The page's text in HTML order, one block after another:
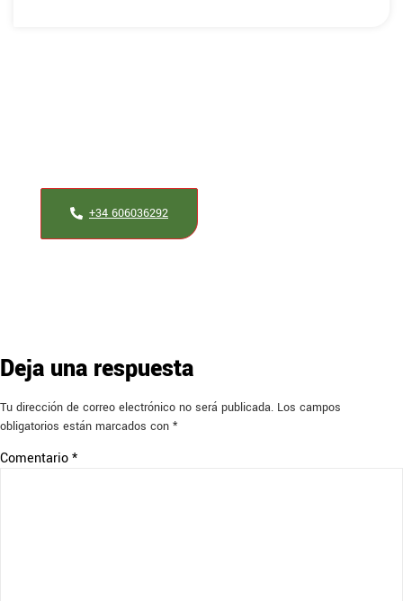
+34 606036292
Deja una respuesta
Tu dirección de correo electrónico no será publicada. Los campos
obligatorios están marcados con *
Comentario*